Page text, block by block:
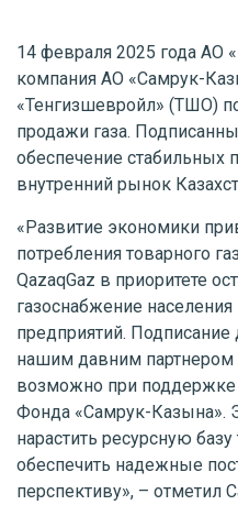
14 февраля 2025 года АО
компания АО «Самрук-
«Тенгизшевройл» (ТШО)
продажи газа.
обеспечение стабильных
внутренний рынок
«Развитие экономики
потребления товарного
QazaqGaz в приоритете
газоснабжение
предприятий.
нашим давним партнером
возможно при поддержке
Фонда «Самрук-Казына».
нарастить ресурсную
обеспечить надежные
перспективу», –